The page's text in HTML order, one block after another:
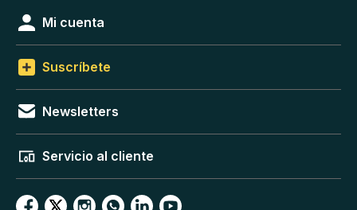
Mi cuenta
Suscríbete
Newsletters
Servicio al cliente